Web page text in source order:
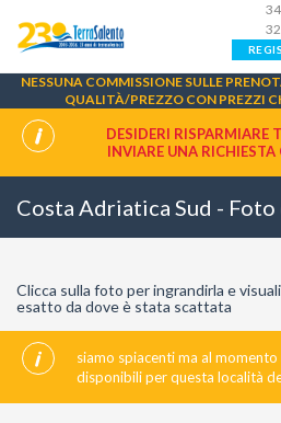
NESSUNA COMMISSIONE SULLE
QUALITÀ/PREZZO CON PREZZI
DESIDERI RISPARMIARE
INVIARE UNA RICHIESTA
Costa Adriatica Sud -
Clicca sulla foto per ingrandirla e
esatto da dove è stata scattata
siamo spiacenti ma al
disponibili per questa località